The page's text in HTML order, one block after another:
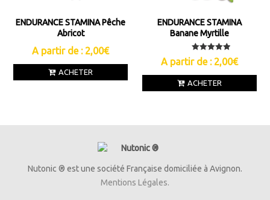
ENDURANCE STAMINA Pêche
Abricot
A partir de : 2,00€
ACHETER
ENDURANCE STAMINA
Banane Myrtille
Note
5.00
A partir de : 2,00€
ACHETER
Nutonic ® est une société Française domiciliée à Avignon.
Mentions Légales.